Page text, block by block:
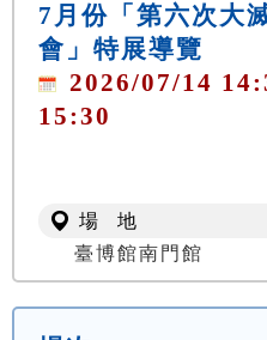
7月份「第六次大
會」特展導覽
2026/07/14
15:30
場 地
臺博館南門館